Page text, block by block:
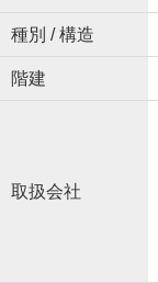
種別 / 構造
階建
取扱会社